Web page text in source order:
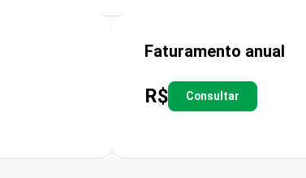
Faturamento anual
R$ Consultar